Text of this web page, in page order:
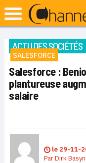
ACTU DES SOCIÉTÉS
SALESFORCE
Salesforce :
plantureuse
salaire
le 29-11-
ParDirk Basyn